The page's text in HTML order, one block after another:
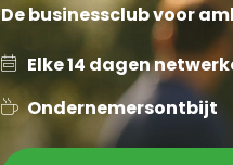
De businessclub voor
Elke 14 dagen
Ondernemersontbijt